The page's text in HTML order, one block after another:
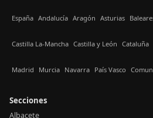
España Andalucía Aragón Asturias
Castilla La-Mancha Castilla y León Cataluña
Madrid Murcia Navarra País Vasco
Secciones
Albacete